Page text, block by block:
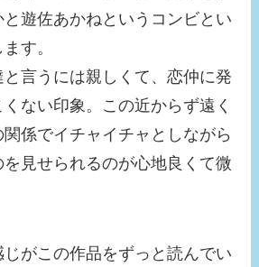
遊佐あかねというコンビとい
す。
言うには親しくて、恋仲に発
ない印象。この近からず遠く
係でイチャイチャとしながら
見せられるのが心地良くて微
がこの作品をずっと読んでい